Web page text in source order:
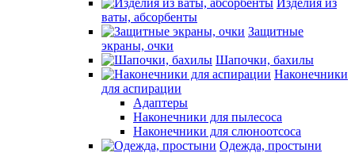
Изделия из
ваты, абсорбенты
Защитные
экраны, очки
Шапочки, бахилы
Наконечники
для аспирации
Адаптеры
Наконечники для пылесоса
Наконечники для слюноотсоса
Одежда, простыни